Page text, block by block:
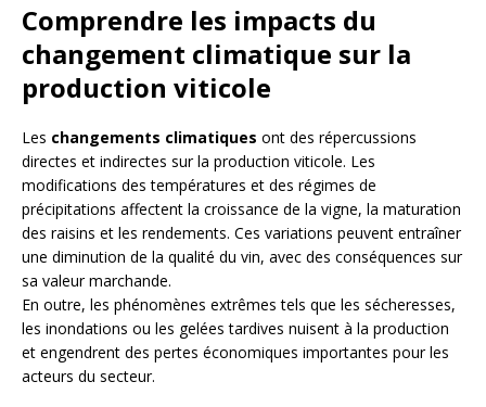
Comprendre les impacts du
changement climatique sur la
production viticole
Les changements climatiques ont des répercussions
directes et indirectes sur la production viticole. Les
modifications des températures et des régimes de
précipitations affectent la croissance de la vigne, la maturation
des raisins et les rendements. Ces variations peuvent entraîner
une diminution de la qualité du vin, avec des conséquences sur
sa valeur marchande.
En outre, les phénomènes extrêmes tels que les sécheresses,
les inondations ou les gelées tardives nuisent à la production
et engendrent des pertes économiques importantes pour les
acteurs du secteur.